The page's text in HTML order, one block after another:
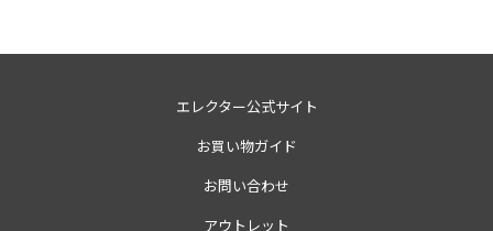
エレクター公式サイト
お買い物ガイド
お問い合わせ
アウトレット